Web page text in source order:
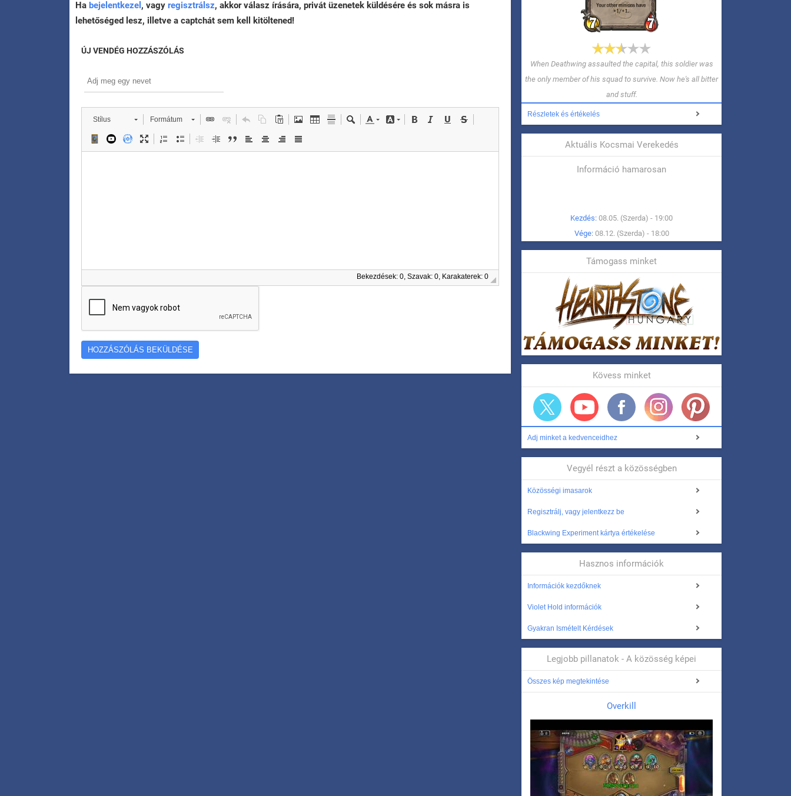
Ha bejelentkezel , vagy regisztrálsz, akkor válasz írására, privát üzenetek küldésére és sok másra is
lehetőséged lesz, illetve a captchát sem kell kitöltened!
ÚJ VENDÉG HOZZÁSZÓLÁS
Stílus Formátum
Bekezdések: 0, Szavak: 0, Karakaterek: 0
When Deathwing assaulted the capital, this soldier was
the only member of his squad to survive. Now he's all bitter
and stuff.
Részletek és értékelés
Aktuális Kocsmai Verekedés
Információ hamarosan
Kezdés: 08.05. (Szerda) - 19:00
Vége: 08.12. (Szerda) - 18:00
Támogass minket
Kövess minket
Adj minket a kedvenceidhez
Vegyél részt a közösségben
Közösségi imasarok
Regisztrálj, vagy jelentkezz be
Blackwing Experiment kártya értékelése
Hasznos információk
Információk kezdőknek
Violet Hold információk
Gyakran Ismételt Kérdések
Legjobb pillanatok - A közösség képei
Összes kép megtekintése
Overkill